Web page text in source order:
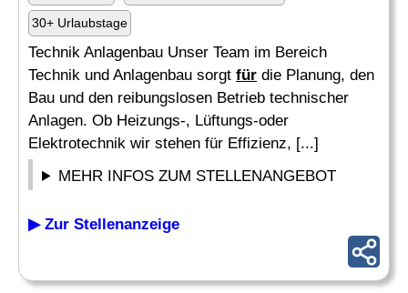
30+ Urlaubstage
Technik Anlagenbau Unser Team im Bereich
Technik und Anlagenbau sorgt für die Planung, den
Bau und den reibungslosen Betrieb technischer
Anlagen. Ob Heizungs-, Lüftungs-oder
Elektrotechnik wir stehen für Effizienz, [...]
MEHR INFOS ZUM STELLENANGEBOT
▶ Zur Stellenanzeige